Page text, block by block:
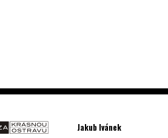
Jakub Ivánek